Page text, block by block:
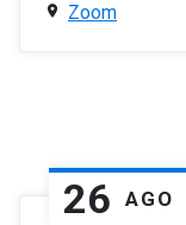
Zoom
26 AGO